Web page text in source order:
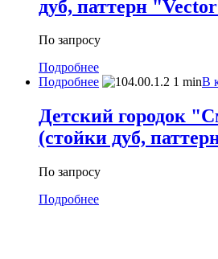
дуб, паттерн
По запросу
Подробнее
Подробнее
В
Детский городок
(стойки дуб,
По запросу
Подробнее